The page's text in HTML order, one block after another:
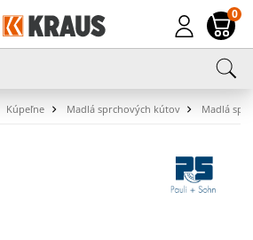
0
Kúpeľne Madlá sprchových kútov Madlá